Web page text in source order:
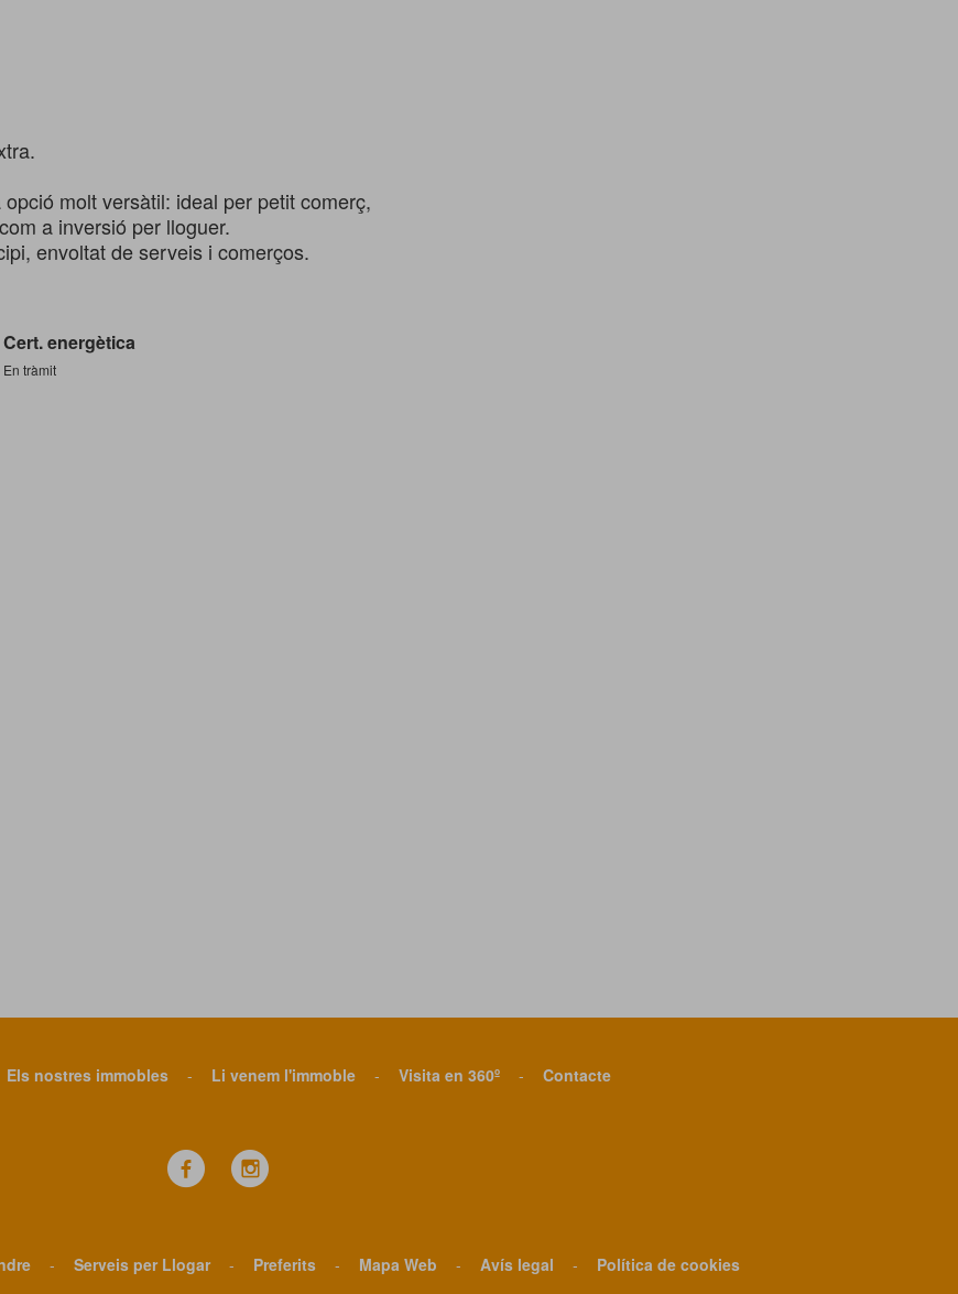
molt versàtil: ideal per petit comerç,
a inversió per lloguer.
envoltat de serveis i comerços.
Cert. energètica
En tràmit
Els nostres immobles - Li venem l'immoble - Visita en 360º - Contacte
- Serveis per Llogar - Preferits - Mapa Web - Avís legal - Política de cookies